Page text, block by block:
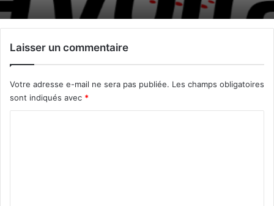
Laisser un commentaire
Votre adresse e-mail ne sera pas publiée. Les champs obligatoires
sont indiqués avec *